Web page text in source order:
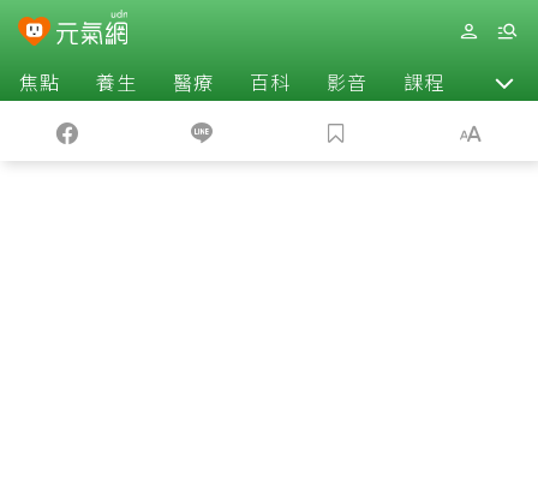
焦點 養生 醫療 百科 影音 課程 退休